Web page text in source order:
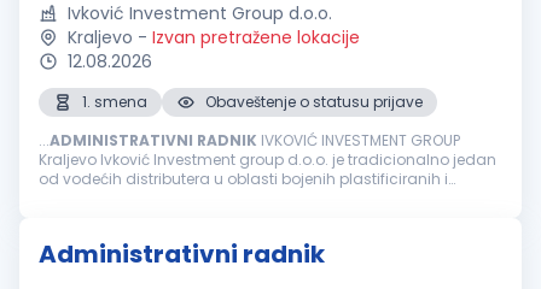
Ivković Investment Group d.o.o.
Kraljevo - Izvan pretražene lokacije
12.08.2026
1. smena
Obaveštenje o statusu prijave
...ADMINISTRATIVNI RADNIK IVKOVIĆ INVESTMENT GROUP
Kraljevo Ivković Investment group d.o.o. je tradicionalno jedan
od vodećih distributera u oblasti bojenih plastificiranih i
Administrativni radnik